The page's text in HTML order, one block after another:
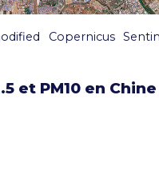
Copernicus
et PM10 en Chine